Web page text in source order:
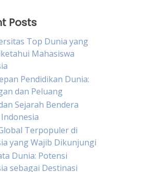
Posts
Top Dunia yang
Mahasiswa
Pendidikan Dunia:
dan Peluang
Sejarah Bendera
Terpopuler di
yang Wajib Dikunjungi
Dunia: Potensi
sebagai Destinasi